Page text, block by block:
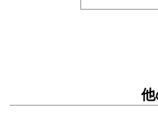
他